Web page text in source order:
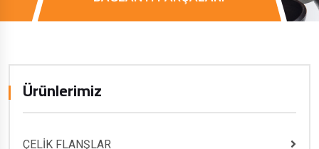
Ürünlerimiz
ÇELİK FLANŞLAR